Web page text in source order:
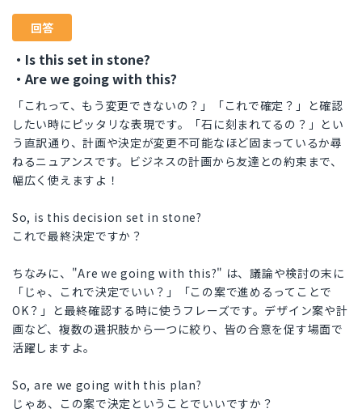
回答
・Is this set in stone?
・Are we going with this?
「これって、もう変更できないの？」「これで確定？」と確認
したい時にピッタリな表現です。「石に刻まれてるの？」とい
う直訳通り、計画や決定が変更不可能なほど固まっているか尋
ねるニュアンスです。ビジネスの計画から友達との約束まで、
幅広く使えますよ！
So, is this decision set in stone?
これで最終決定ですか？
ちなみに、"Are we going with this?" は、議論や検討の末に
「じゃ、これで決定でいい？」「この案で進めるってことで
OK？」と最終確認する時に使うフレーズです。デザイン案や計
画など、複数の選択肢から一つに絞り、皆の合意を促す場面で
活躍しますよ。
So, are we going with this plan?
じゃあ、この案で決定ということでいいですか？